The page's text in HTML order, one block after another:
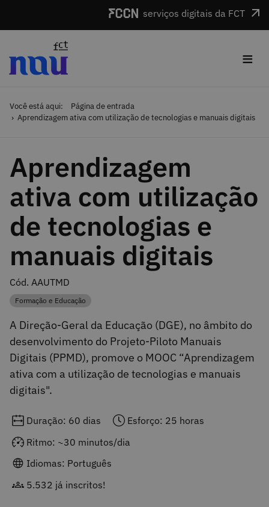
serviços digitais da FCT
≡
Você está aqui:
Página de entrada
Aprendizagem ativa com utilização de tecnologias e manuais digitais
Aprendizagem
ativa com utilização
de tecnologias e
manuais digitais
Cód. AAUTMD
Categoria
Formação e Educação
A Direção-Geral da Educação (DGE), no âmbito do
desenvolvimento do Projeto-Piloto Manuais
Digitais (PPMD), promove o MOOC “Aprendizagem
ativa com a utilização de tecnologias e manuais
digitais".
Duração: 60 dias
Esforço: 25 horas
Ritmo: ~30 minutos/dia
Idiomas: Português
5.532 já inscritos!